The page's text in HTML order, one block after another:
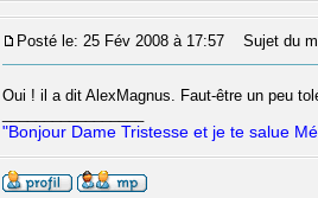
Posté le: 25 Fév 2008 à 17:57 Sujet du
Oui ! il a dit AlexMagnus. Faut-être un peu
"Bonjour Dame Tristesse et je te salue